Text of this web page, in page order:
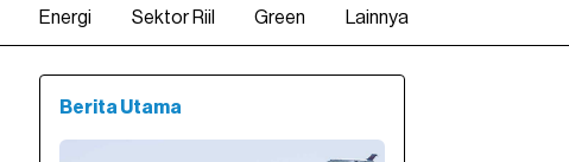
Energi Sektor Riil Green Lainnya
Berita Utama